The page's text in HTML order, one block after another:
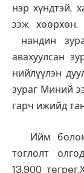
нэр хүндтэй,
ээж хөөрхөн.
нандин
авахуулсан
нийлүүлэн
зураг Миний
гарч ижийд
Ийм
тоглолт
13,900